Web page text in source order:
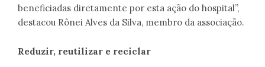
beneficiadas diretamente por esta ação do hospital”,
destacou Rônei Alves da Silva, membro da associação.
Reduzir, reutilizar e reciclar